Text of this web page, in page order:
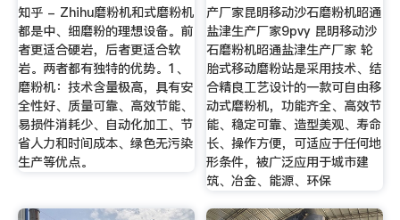
知乎 - Zhihu磨粉机和式磨粉机
都是中、细磨粉的理想设备。前
者更适合硬岩，后者更适合软
岩。两者都有独特的优势。1、
磨粉机：技术含量极高，具有安
全性好、质量可靠、高效节能、
易损件消耗少、自动化加工、节
省人力和时间成本、绿色无污染
生产等优点。
产厂家昆明移动沙石磨粉机昭通
盐津生产厂家9pvy 昆明移动沙
石磨粉机昭通盐津生产厂家 轮
胎式移动磨粉站是采用技术、结
合精良工艺设计的一款可自由移
动式磨粉机，功能齐全、高效节
能、稳定可靠、造型美观、寿命
长、操作方便，可适应于任何地
形条件，被广泛应用于城市建
筑、冶金、能源、环保